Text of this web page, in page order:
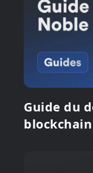
Guide du